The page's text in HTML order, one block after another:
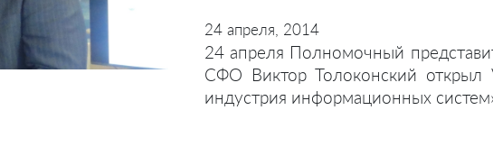
24 апреля, 2014
24 апреля Полномочный
СФО Виктор Толоконский открыл
индустрия информационных